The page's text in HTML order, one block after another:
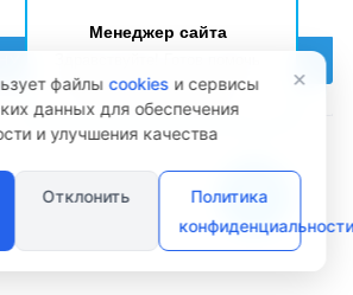
Менеджер сайта
вам. Напишите мне, если у
вас появятся вопросы.
47 000 руб.
файлыcookies и сервисы
данных для обеспечения
и улучшения качества
Отклонить
Политика
конфиденциальности
×